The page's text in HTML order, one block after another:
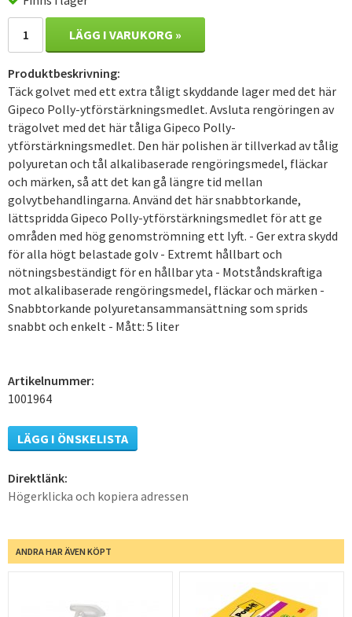
LÄGG I VARUKORG »
Produktbeskrivning:
Täck golvet med ett extra tåligt skyddande lager med det här
Gipeco Polly-ytförstärkningsmedlet. Avsluta rengöringen av
trägolvet med det här tåliga Gipeco Polly-
ytförstärkningsmedlet. Den här polishen är tillverkad av tålig
polyuretan och tål alkalibaserade rengöringsmedel, fläckar
och märken, så att det kan gå längre tid mellan
golvytbehandlingarna. Använd det här snabbtorkande,
lättspridda Gipeco Polly-ytförstärkningsmedlet för att ge
områden med hög genomströmning ett lyft. - Ger extra skydd
för alla högt belastade golv - Extremt hållbart och
nötningsbeständigt för en hållbar yta - Motståndskraftiga
mot alkalibaserade rengöringsmedel, fläckar och märken -
Snabbtorkande polyuretansammansättning som sprids
snabbt och enkelt - Mått: 5 liter
Artikelnummer:
1001964
LÄGG I ÖNSKELISTA
Direktlänk:
Högerklicka och kopiera adressen
ANDRA HAR ÄVEN KÖPT